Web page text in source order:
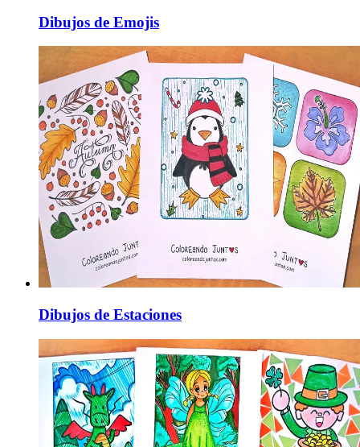
Dibujos de Emojis
Dibujos de Estaciones